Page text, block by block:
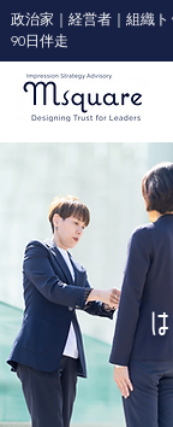
政治家｜経営者｜組織
90日伴走